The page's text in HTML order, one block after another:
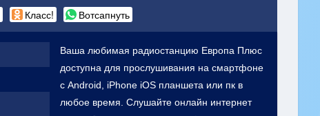
Класс! Вотсапнуть
Ваша любимая радиостанцию Европа Плюс
доступна для прослушивания на смартфоне
с Android, iPhone iOS планшета или пк в
любое время. Слушайте онлайн интернет